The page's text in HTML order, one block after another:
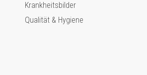
Krankheitsbilder
Qualität & Hygiene